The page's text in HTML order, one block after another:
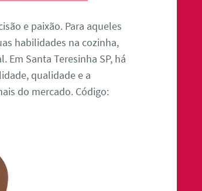
e paixão. Para aqueles
habilidades na cozinha,
Santa Teresinha SP, há
qualidade e a
do mercado. Código: